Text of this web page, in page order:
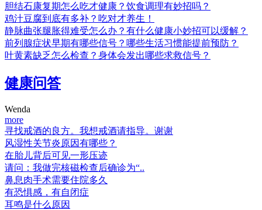
胆结石康复期怎么吃才健康？饮食调理有妙招吗？
鸡汁豆腐到底有多补？吃对才养生！
静脉曲张腿胀得难受怎么办？有什么健康小妙招可以缓解？
前列腺症状早期有哪些信号？哪些生活习惯能提前预防？
叶黄素缺乏怎么检查？身体会发出哪些求救信号？
健康问答
Wenda
more
寻找戒酒的良方。我想戒酒请指导。谢谢
风湿性关节炎原因有哪些？
在胎儿背后可见一形压迹
请问：我做完核磁检查后确诊为“..
鼻息肉手术需要住院多久
有恐惧感，有自闭症
耳鸣是什么原因